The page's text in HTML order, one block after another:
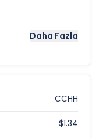
potansiyel
Hissenin
$153.90ve
Daha Fazla
CCHH
$1.34